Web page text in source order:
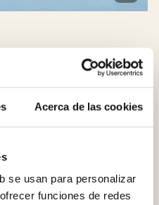
Acerca de las cookies
se usan para personalizar
funciones de redes
ADD TO CART